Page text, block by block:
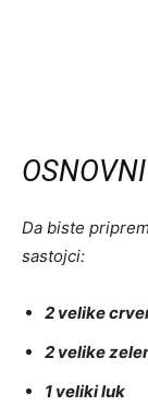
Da biste
sastojci:
2 velike
2 velike
1 veliki luk